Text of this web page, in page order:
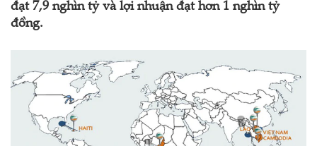
đạt 7,9 nghìn tỷ và lợi nhuận đạt hơn 1 nghìn tỷ
đồng.